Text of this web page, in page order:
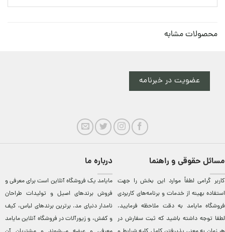
محصولات مشابه
عضویت در خبرنامه
مسائل حقوقی و راهنما
کاربر گرامی لطفاً موارد این بخش را جهت
استفاده بهینه از خدمات و برنامه‌‏های کاربردی
فروشگاه مایامد به دقت ملاحظه فرمایید.
لطفا توجه داشته باشید که ثبت سفارش در
درباره ما
مایامد يک فروشگاه آنلاين است برای معرفی و
فروش برندهای اصيل و توليدات طراحان
نامدار دنيای مد. برترين‌ برندهای لباس، کيف
و کفش، و زيورآلات در فروشگاه آنلاين مایامد